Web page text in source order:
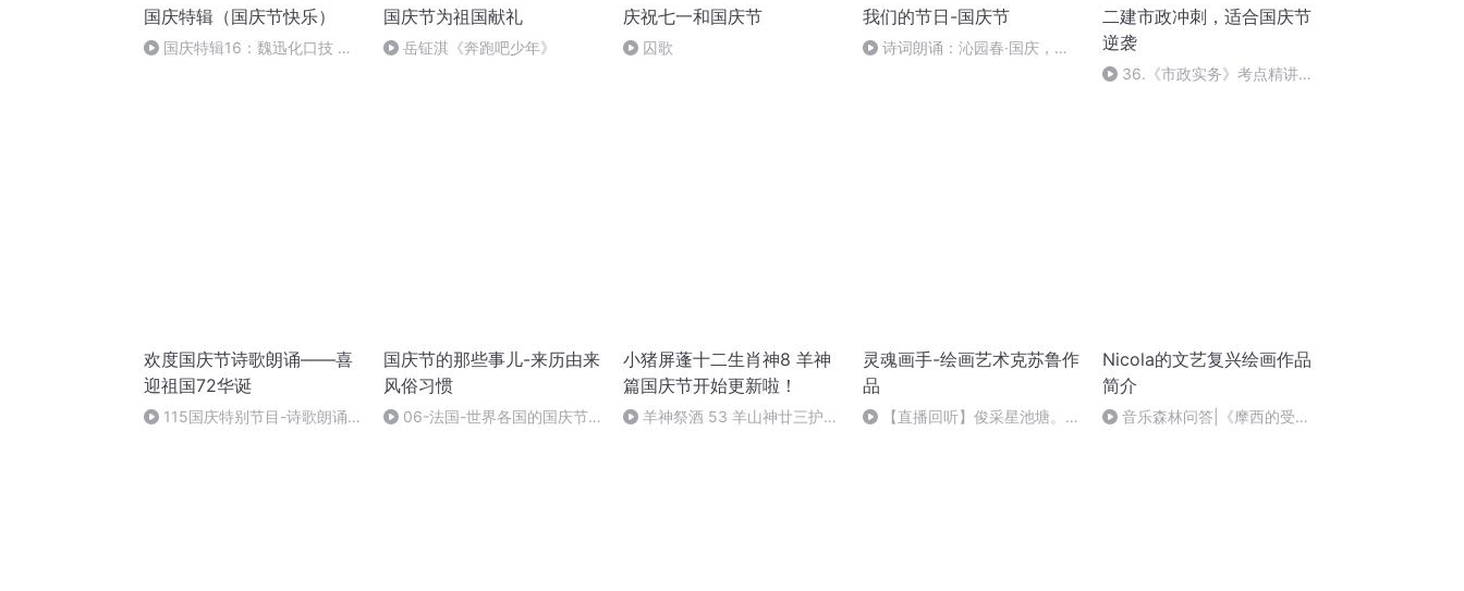
国庆特辑（国庆节快乐）
国庆特辑16：魏迅化口技 二
国庆节为祖国献礼
岳钲淇《奔跑吧少年》
庆祝七一和国庆节
囚歌
我们的节日-国庆节
诗词朗诵：沁园春·国庆，朗
二建市政冲刺，适合国庆节
逆袭
36.《市政实务》考点精讲第
欢度国庆节诗歌朗诵——喜
迎祖国72华诞
115国庆特别节目-诗歌朗诵-
国庆节的那些事儿-来历由来
风俗习惯
06-法国-世界各国的国庆节-
小猪屏蓬十二生肖神8 羊神
篇国庆节开始更新啦！
羊神祭酒 53 羊山神廿三护祭
灵魂画手-绘画艺术克苏鲁作
品
【直播回听】俊采星池塘。正
Nicola的文艺复兴绘画作品
简介
音乐森林问答|《摩西的受